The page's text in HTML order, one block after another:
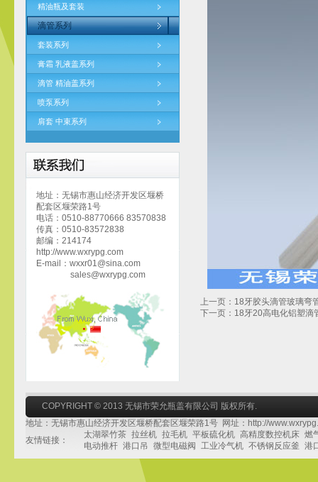
精油瓶及套装
滴管系列
套装系列
膏霜 乳液盖系列
滴管 精油盖系列
喷泵系列
肩套 中束系列
地址：无锡市惠山经济开发区堰桥
配套区堰荣路1号
电话：0510-88770666 83570838
传真：0510-83572838
邮编：214174
http://www.wxrypg.com
E-mail：wxxr01@sina.com
sales@wxrypg.com
上一页：18牙胶头滴管玻璃弯
下一页：18牙20高电化铝塑滴
COPYRIGHT © 2013 无锡市荣允瓶盖有限公司 版权所有.
地址：无锡市惠山经济开发区堰桥配套区堰荣路1号 网址：http://
友情链接：
太湖翠竹茶 拉丝机 拉毛机 平板硫化机 高精度数控机床 燃
电动推杆 港口吊 微型电磁阀 工业冷气机 不锈钢反应釜 港